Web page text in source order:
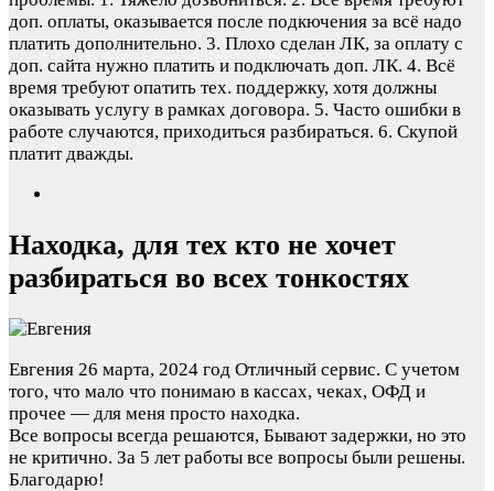
доп. оплаты, оказывается после подкючения за всё надо
платить дополнительно. 3. Плохо сделан ЛК, за оплату с
доп. сайта нужно платить и подключать доп. ЛК. 4. Всё
время требуют опатить тех. поддержку, хотя должны
оказывать услугу в рамках договора. 5. Часто ошибки в
работе случаются, приходиться разбираться. 6. Скупой
платит дважды.
Находка, для тех кто не хочет
разбираться во всех тонкостях
Евгения 26 марта, 2024 год Отличный сервис. С учетом
того, что мало что понимаю в кассах, чеках, ОФД и
прочее — для меня просто находка.
Все вопросы всегда решаются, Бывают задержки, но это
не критично. За 5 лет работы все вопросы были решены.
Благодарю!